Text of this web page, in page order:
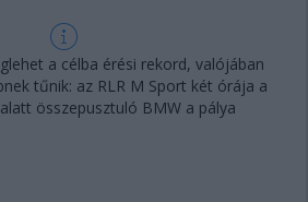
a célba érési rekord, valójában
tűnik: az RLR M Sport két órája a
összepusztuló BMW a pálya